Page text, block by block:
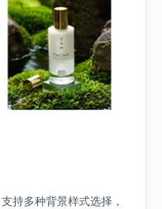
持多种背景样式选择，